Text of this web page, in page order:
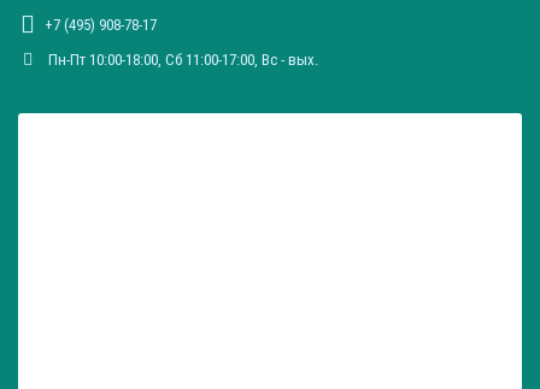
+7 (495) 908-78-17
Пн-Пт 10:00-18:00, Сб 11:00-17:00, Вc - вых.